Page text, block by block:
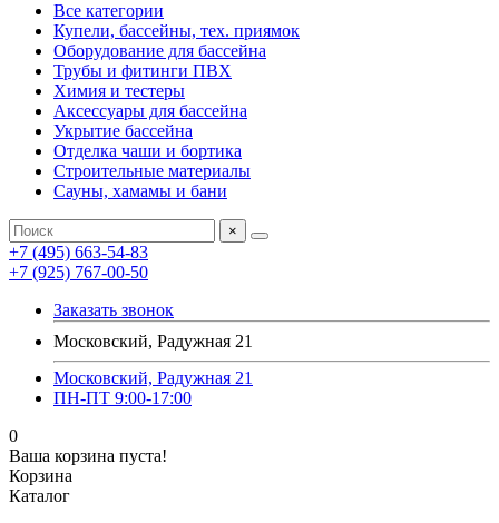
Все категории
Купели, бассейны, тех. приямок
Оборудование для бассейна
Трубы и фитинги ПВХ
Химия и тестеры
Аксессуары для бассейна
Укрытие бассейна
Отделка чаши и бортика
Строительные материалы
Сауны, хамамы и бани
×
+7 (495) 663-54-83
+7 (925) 767-00-50
Заказать звонок
Московский, Радужная 21
Московский, Радужная 21
ПН-ПТ 9:00-17:00
0
Ваша корзина пуста!
Корзина
Каталог